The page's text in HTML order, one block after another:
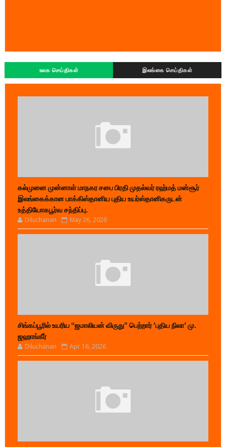
உலக செய்திகள் இலங்கை செய்திகள்
கல்முனை முன்னாள் மாநகர சபை பிரதி முதல்வர் ரஹ்மத் மன்சூர்
இலங்கைக்கான பாக்கிஸ்தானிய புதிய உயர்ஸ்தானிகருடன்
உத்தியோகபூர்வ சந்திப்பு.
Diluchanan May 26, 2026
சிங்கப்பூரில் உயரிய “ஜமாலியன் விருது” பெற்றார் 'புதிய நிலா' மு.
ஜஹாங்கீர்
Diluchanan Apr 16, 2026